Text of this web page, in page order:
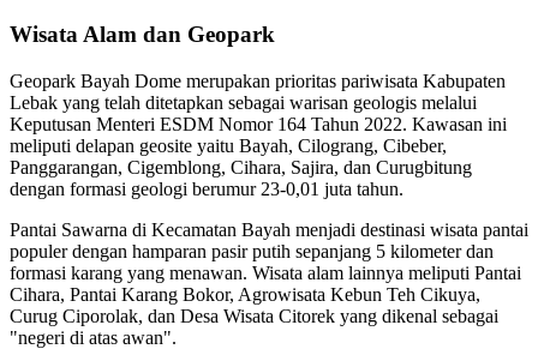
Wisata Alam dan Geopark
Geopark Bayah Dome merupakan prioritas pariwisata Kabupaten
Lebak yang telah ditetapkan sebagai warisan geologis melalui
Keputusan Menteri ESDM Nomor 164 Tahun 2022. Kawasan ini
meliputi delapan geosite yaitu Bayah, Cilograng, Cibeber,
Panggarangan, Cigemblong, Cihara, Sajira, dan Curugbitung
dengan formasi geologi berumur 23-0,01 juta tahun.
Pantai Sawarna di Kecamatan Bayah menjadi destinasi wisata pantai
populer dengan hamparan pasir putih sepanjang 5 kilometer dan
formasi karang yang menawan. Wisata alam lainnya meliputi Pantai
Cihara, Pantai Karang Bokor, Agrowisata Kebun Teh Cikuya,
Curug Ciporolak, dan Desa Wisata Citorek yang dikenal sebagai
"negeri di atas awan".